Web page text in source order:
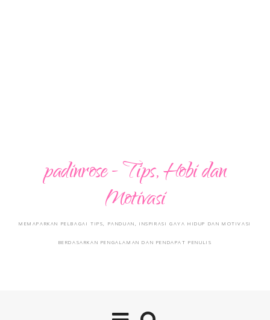
padinrose - Tips, Hobi dan
Motivasi
MEMAPARKAN PELBAGAI TIPS, PANDUAN, INSPIRASI GAYA HIDUP DAN MOTIVASI
BERDASARKAN PENGALAMAN DAN PENDAPAT PENULIS